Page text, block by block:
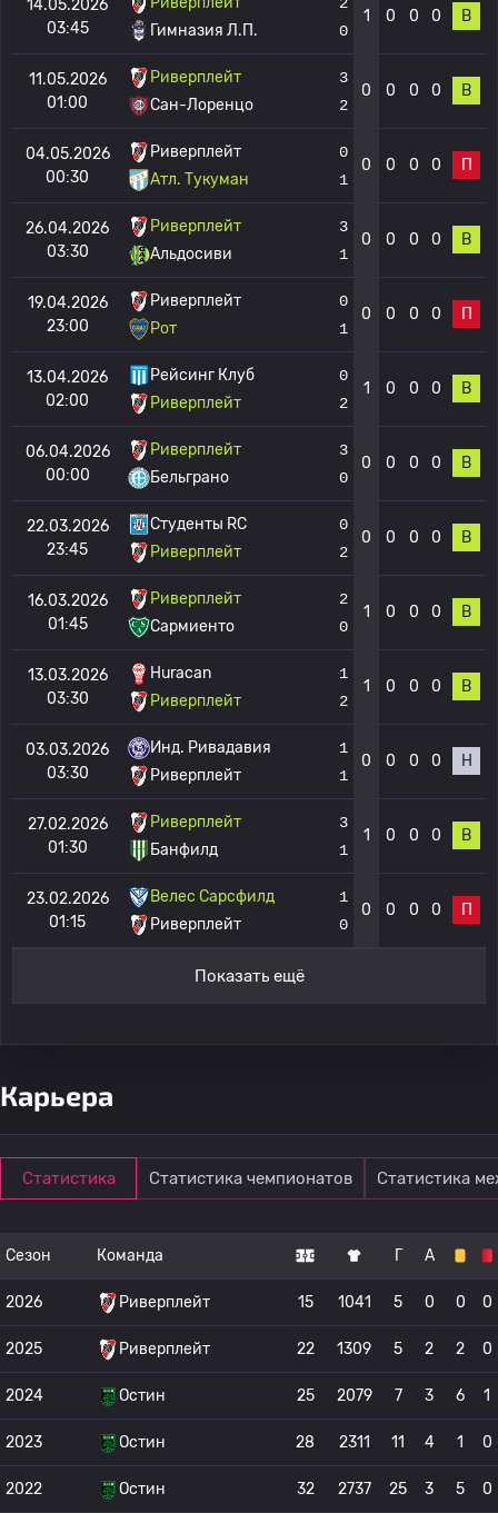
14.05.2026
03:45
Гимназия Л.П.
0
1 0 0 0 В
11.05.2026
01:00
Риверплейт
Сан-Лоренцо
3
2
0 0 0 0 В
04.05.2026
00:30
Риверплейт
Атл. Тукуман
0
1
0 0 0 0 П
26.04.2026
03:30
Риверплейт
Альдосиви
3
1
0 0 0 0 В
19.04.2026
23:00
Риверплейт
Рот
0
1
0 0 0 0 П
13.04.2026
02:00
Рейсинг Клуб
Риверплейт
0
2
1 0 0 0 В
06.04.2026
00:00
Риверплейт
Бельграно
3
0
0 0 0 0 В
22.03.2026
23:45
Студенты RC
Риверплейт
0
2
0 0 0 0 В
16.03.2026
01:45
Риверплейт
Сармиенто
2
0
1 0 0 0 В
13.03.2026
03:30
Huracan
Риверплейт
1
2
1 0 0 0 В
03.03.2026
03:30
Инд. Ривадавия
Риверплейт
1
1
0 0 0 0 Н
27.02.2026
01:30
Риверплейт
Банфилд
3
1
1 0 0 0 В
23.02.2026
01:15
Велес Сарсфилд
Риверплейт
1
0
0 0 0 0 П
Показать ещё
Карьера
Статистика Статистика чемпионатов Статистика
Сезон Команда Г А
2026 Риверплейт 15 1041 5 0 0 0
2025 Риверплейт 22 1309 5 2 2 0
2024 Остин 25 2079 7 3 6 1
2023 Остин 28 2311 11 4 1 0
2022 Остин 32 2737 25 3 5 0